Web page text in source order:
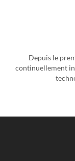
Depuis le
continuellement